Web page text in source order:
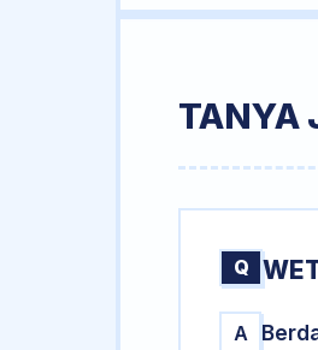
TANYA
Q
A